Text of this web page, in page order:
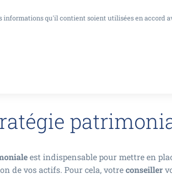
informations qu'il contient soient utilisées en accord
est indispensable pour mettre en
de vos actifs. Pour cela, votreconseiller